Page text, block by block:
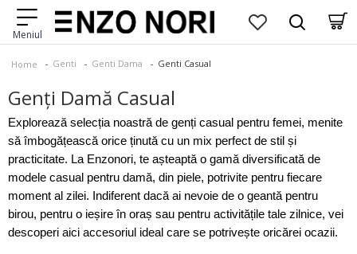
Home Genti Genti Dama Genti Casual
Genți Damă Casual
Explorează selecția noastră de genți casual pentru femei, menite
să îmbogățească orice ținută cu un mix perfect de stil și
practicitate. La Enzonori, te așteaptă o gamă diversificată de
modele casual pentru damă, din piele, potrivite pentru fiecare
moment al zilei. Indiferent dacă ai nevoie de o geantă pentru
birou, pentru o ieșire în oraș sau pentru activitățile tale zilnice, vei
descoperi aici accesoriul ideal care se potrivește oricărei ocazii.